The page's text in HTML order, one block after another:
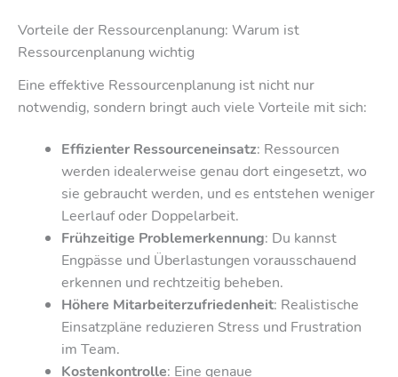
Vorteile der Ressourcenplanung: Warum ist
Ressourcenplanung wichtig
Eine effektive Ressourcenplanung ist nicht nur
notwendig, sondern bringt auch viele Vorteile mit sich:
Effizienter Ressourceneinsatz: Ressourcen
werden idealerweise genau dort eingesetzt, wo
sie gebraucht werden, und es entstehen weniger
Leerlauf oder Doppelarbeit.
Frühzeitige Problemerkennung: Du kannst
Engpässe und Überlastungen vorausschauend
erkennen und rechtzeitig beheben.
Höhere Mitarbeiterzufriedenheit: Realistische
Einsatzpläne reduzieren Stress und Frustration
im Team.
Kostenkontrolle: Eine genaue